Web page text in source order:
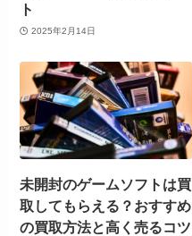
ト
2025年2月14日
未開封のゲームソフトは買
取してもらえる？おすすめ
の買取方法と高く売るコツ